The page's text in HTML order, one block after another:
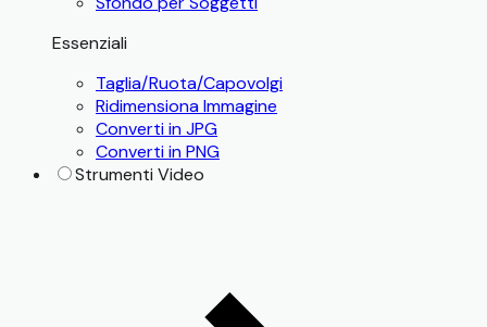
Essenziali
Taglia/Ruota/Capovolgi
Ridimensiona Immagine
Converti in JPG
Converti in PNG
Strumenti Video